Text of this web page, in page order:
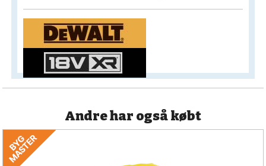
Andre har også købt